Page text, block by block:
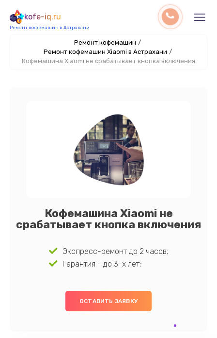
kofe-iq.ru
Ремонт кофемашин в Астрахани
Ремонт кофемашин /
Ремонт кофемашин Xiaomi в Астрахани /
Кофемашина Xiaomi не срабатывает кнопка включения
Кофемашина Xiaomi не
срабатывает кнопка включения
Экспресс-ремонт до 2 часов;
Гарантия - до 3-х лет;
ОСТАВИТЬ ЗАЯВКУ